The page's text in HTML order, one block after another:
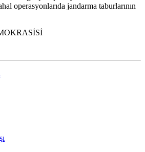
operasyonlarıda jandarma taburlarının